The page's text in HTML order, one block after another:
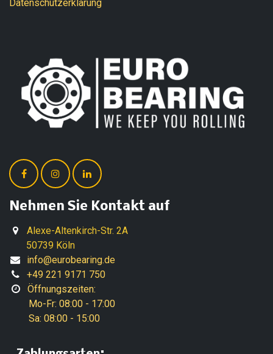
Datenschutzerklärung
Nehmen Sie Kontakt auf
Alexe-Altenkirch-Str. 2A
50739 Köln
info@eurobearing.de
+49 221 9171 750
Öffnungszeiten:
Mo-Fr: 08:00 - 17:00
Sa: 08:00 - 15:00